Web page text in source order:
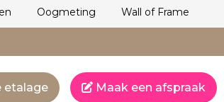
Oogmeting Wall of Frame
etalage Maak een afspraak